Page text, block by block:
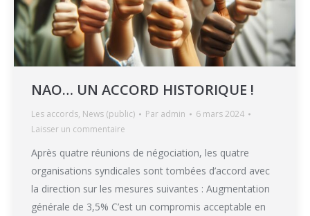
NAO… UN ACCORD HISTORIQUE !
Les accords, News (public) Par admin
6 mars 2024
Laisser un commentaire
Après quatre réunions de négociation, les quatre
organisations syndicales sont tombées d’accord avec
la direction sur les mesures suivantes : Augmentation
générale de 3,5% C’est un compromis acceptable en